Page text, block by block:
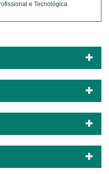
e Tecnológica